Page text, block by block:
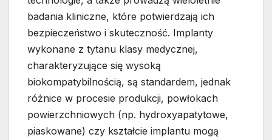
badania kliniczne, które potwierdzają ich
bezpieczeństwo i skuteczność. Implanty
wykonane z tytanu klasy medycznej,
charakteryzujące się wysoką
biokompatybilnością, są standardem, jednak
różnice w procesie produkcji, powłokach
powierzchniowych (np. hydroxyapatytowe,
piaskowane) czy kształcie implantu mogą